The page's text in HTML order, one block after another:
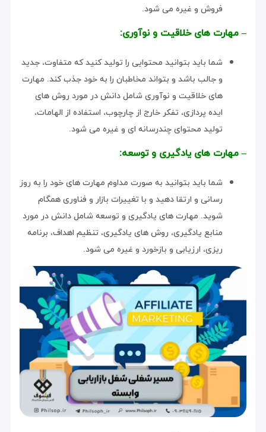
فروش و غیره می شود.
– مهارت های خلاقیت و نوآوری:
شما باید بتوانید محتوایی را تولید کنید که متفاوت، جدید
و جالب باشد و بتواند مخاطبان را به خود جذب کند. مهارت
های خلاقیت و نوآوری شامل دانش در مورد روش های
ایده پردازی، تفکر خارج از چارچوب، استفاده از الهامات،
تولید محتوای چندرسانه ای و غیره می شود.
– مهارت های یادگیری و توسعه:
شما باید بتوانید به صورت مداوم مهارت های خود را به روز
رسانی و ارتقا دهید و با تغییرات بازار و فناوری همگام
شوید. مهارت های یادگیری و توسعه شامل دانش در مورد
منابع یادگیری، روش های یادگیری، تنظیم اهداف، برنامه
ریزی، ارزیابی و بازخورد و غیره می شود.